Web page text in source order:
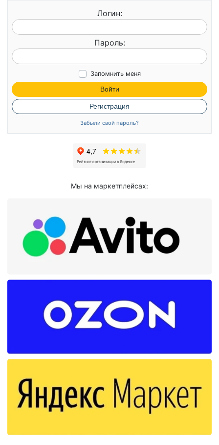
Логин:
Пароль:
Запомнить меня
Войти
Регистрация
Забыли свой пароль?
Мы на маркетплейсах: